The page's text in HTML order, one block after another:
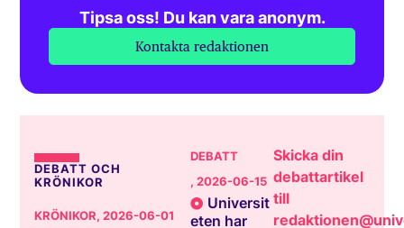
Tipsa oss! Du kan vara anonym.
Kontakta redaktionen
DEBATT OCH
KRÖNIKOR
KRÖNIKOR, 2026-06-01
DEBATT
, 2026-06-15
Universit
eten har
Skicka din
debattartikel
till